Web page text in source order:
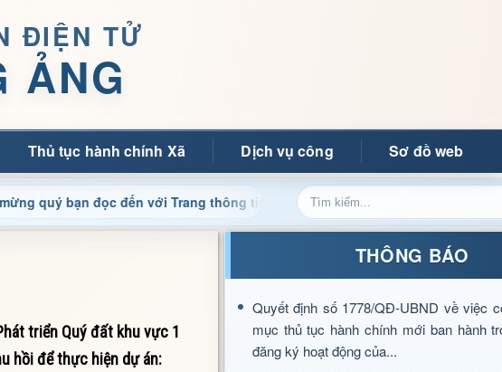
ĐIỆN TỬ
ẢNG
Thủ tục hành chính Xã Dịch vụ công Sơ đồ web
đọc đến với Trang thông tin điện tử xã Mường Ảng
triển Quý đất khu vực 1
hồi để thực hiện dự án:
THÔNG BÁO
Quyết định số 1778/QĐ-UBND về việc
mục thủ tục hành chính mới ban hành
đăng ký hoạt động của...